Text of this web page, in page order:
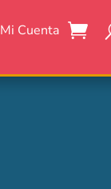
Mi Cuenta